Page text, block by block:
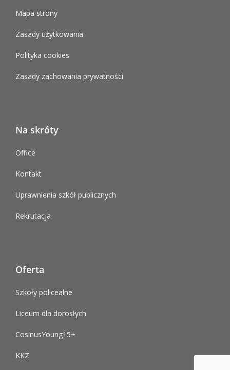
Mapa strony
Zasady użytkowania
Polityka cookies
Zasady zachowania prywatności
Na skróty
Office
Kontakt
Uprawnienia szkół publicznych
Rekrutacja
Oferta
Szkoły policealne
Liceum dla dorosłych
CosinusYoung15+
KKZ